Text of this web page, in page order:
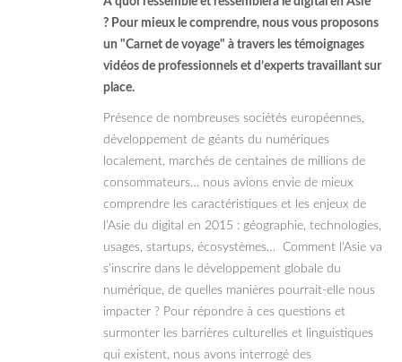
? Pour mieux le comprendre, nous vous proposons
un "Carnet de voyage" à travers les témoignages
vidéos de professionnels et d’experts travaillant sur
place.
Présence de nombreuses sociétés européennes,
développement de géants du numériques
localement, marchés de centaines de millions de
consommateurs… nous avions envie de mieux
comprendre les caractéristiques et les enjeux de
l’Asie du digital en 2015 : géographie, technologies,
usages, startups, écosystèmes… Comment l'Asie va
s’inscrire dans le développement globale du
numérique, de quelles manières pourrait-elle nous
impacter ? Pour répondre à ces questions et
surmonter les barrières culturelles et linguistiques
qui existent, nous avons interrogé des